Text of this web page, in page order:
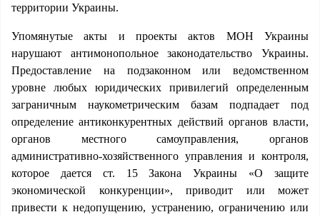
территории Украины.
Упомянутые акты и проекты актов МОН Украины
нарушают антимонопольное законодательство Украины.
Предоставление на подзаконном или ведомственном
уровне любых юридических привилегий определенным
заграничным наукометрическим базам подпадает под
определение антиконкурентных действий органов власти,
органов местного самоуправления, органов
административно-хозяйственного управления и контроля,
которое дается ст. 15 Закона Украины «О защите
экономической конкуренции», приводит или может
привести к недопущению, устранению, ограничению или